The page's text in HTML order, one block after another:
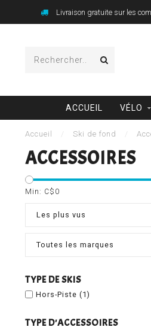
Livraison gratuite sur les
ACCUEIL VÉLO
Accueil Ski de fond
ACCESSOIRES
Min: C$ 0
Les plus vus
Toutes les marques
TYPE DE SKIS
Hors-Piste (1)
TYPE D'ACCESSOIRES